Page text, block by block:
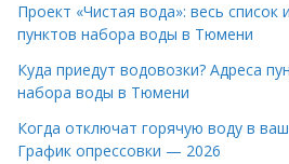
Проект «Чистая вода»: весь список
пунктов набора воды в Тюмени
Куда приедут водовозки? Адреса
набора воды в Тюмени
Когда отключат горячую воду в
График опрессовки — 2026